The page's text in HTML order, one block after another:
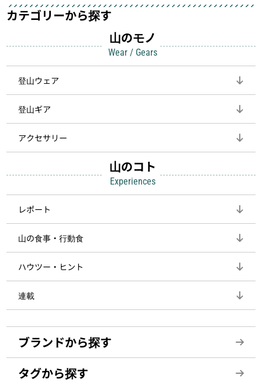
カテゴリーから探す
山のモノ
Wear / Gears
登山ウェア
登山ギア
アクセサリー
山のコト
Experiences
レポート
山の食事・行動食
ハウツー・ヒント
連載
ブランドから探す
タグから探す